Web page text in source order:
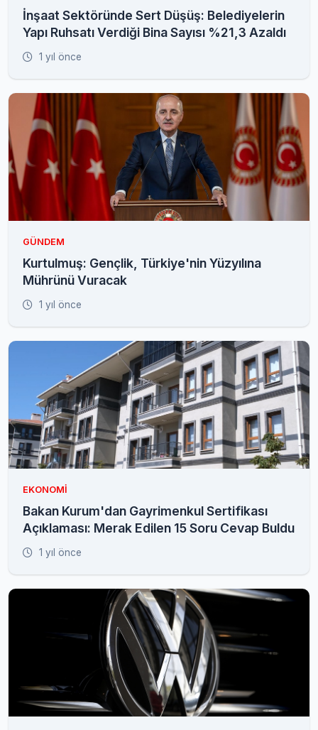
İnşaat Sektöründe Sert Düşüş: Belediyelerin
Yapı Ruhsatı Verdiği Bina Sayısı %21,3 Azaldı
1 yıl önce
GÜNDEM
Kurtulmuş: Gençlik, Türkiye'nin Yüzyılına
Mührünü Vuracak
1 yıl önce
EKONOMI
Bakan Kurum'dan Gayrimenkul Sertifikası
Açıklaması: Merak Edilen 15 Soru Cevap Buldu
1 yıl önce